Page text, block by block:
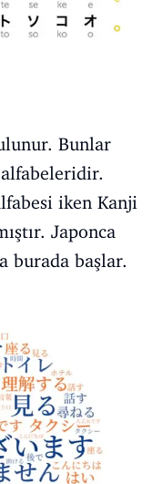
Bunlar
iken Kanji
Japonca
burada başlar.